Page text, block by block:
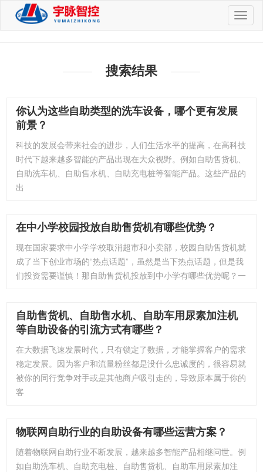
切
换
搜索结果
你认为这些自助类型的洗车设备，哪个更有发展
前景？
科技的发展会带来社会的进步，人们生活水平的提高，在高科技
时代下越来越多智能的产品出现在大众视野。例如自助售货机、
自助洗车机、自助售水机、自助充电桩等智能产品。这些产品的
出
在中小学校园投放自助售货机有哪些优势？
现在国家要求中小学学校取消超市和小卖部，校园自助售货机就
成了当下创业市场的“热点话题”，虽然是当下热点话题，但是我
们投资需要谨慎！那自助售货机投放到中小学有哪些优势呢？一
自助售货机、自助售水机、自助车用尿素加注机
等自助设备的引流方式有哪些？
在大数据飞速发展时代，只有锁定了数据，才能掌握客户的需求
稳定发展。因为客户和流量粉丝都是没什么忠诚度的，很容易就
被你的同行竞争对手或是其他商户吸引走的，导致原本属于你的
客
物联网自助行业的自助设备有哪些运营方案？
随着物联网自助行业不断发展，越来越多智能产品相继问世。例
如自助洗车机、自助充电桩、自助售货机、自助车用尿素加注